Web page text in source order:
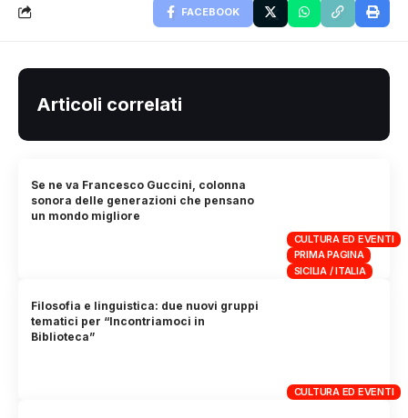
FACEBOOK
Articoli correlati
CULTURA ED EVENTI
PRIMA PAGINA
SICILIA / ITALIA
Se ne va Francesco Guccini, colonna
sonora delle generazioni che pensano
un mondo migliore
CULTURA ED EVENTI
Filosofia e linguistica: due nuovi gruppi
tematici per “Incontriamoci in
Biblioteca”